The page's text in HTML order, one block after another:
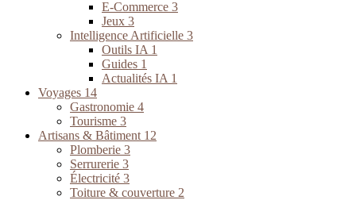
E-Commerce 3
Jeux 3
Intelligence Artificielle 3
Outils IA 1
Guides 1
Actualités IA 1
Voyages 14
Gastronomie 4
Tourisme 3
Artisans & Bâtiment 12
Plomberie 3
Serrurerie 3
Électricité 3
Toiture & couverture 2